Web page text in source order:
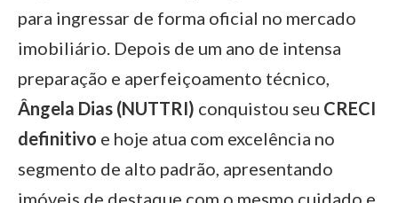
para ingressar de forma oficial no mercado
imobiliário. Depois de um ano de intensa
preparação e aperfeiçoamento técnico,
Ângela Dias (NUTTRI) conquistou seu CRECI
definitivo e hoje atua com excelência no
segmento de alto padrão, apresentando